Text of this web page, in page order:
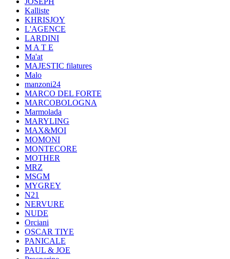
Kalliste
KHRISJOY
L'AGENCE
LARDINI
M A T E
Ma'at
MAJESTIC filatures
Malo
manzoni24
MARCO DEL FORTE
MARCOBOLOGNA
Marmolada
MARYLING
MAX&MOI
MOMONI
MONTECORE
MOTHER
MRZ
MSGM
MYGREY
N21
NERVURE
NUDE
Orciani
OSCAR TIYE
PANICALE
PAUL & JOE